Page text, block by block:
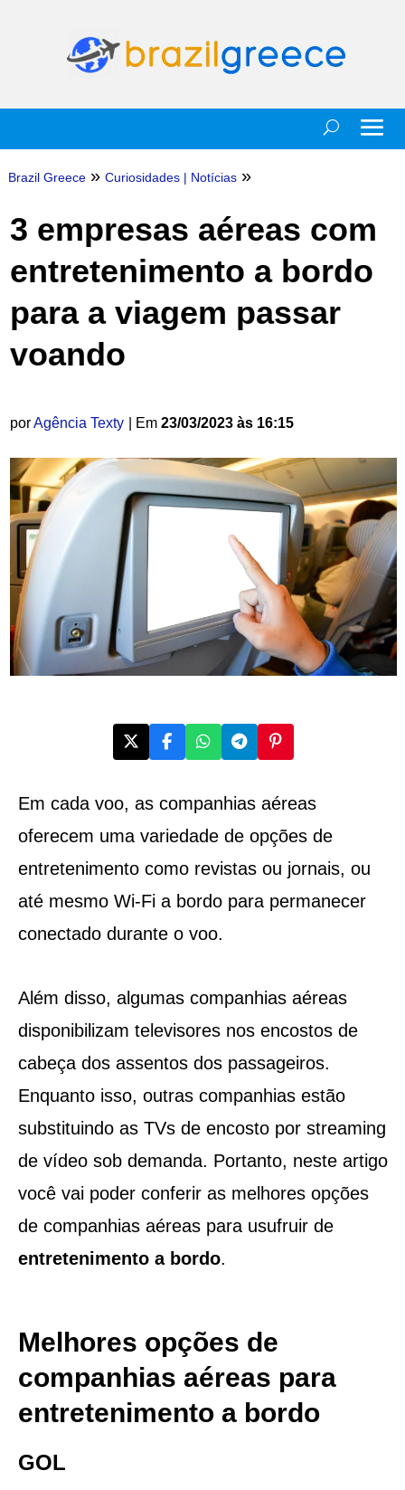
Brazil Greece » Curiosidades| Notícias »
3 empresas aéreas com
entretenimento a bordo
para a viagem passar
voando
porAgência Texty | Em 23/03/2023 às 16:15
Em cada voo, as companhias aéreas
oferecem uma variedade de opções de
entretenimento como revistas ou jornais, ou
até mesmo Wi-Fi a bordo para permanecer
conectado durante o voo.
Além disso, algumas companhias aéreas
disponibilizam televisores nos encostos de
cabeça dos assentos dos passageiros.
Enquanto isso, outras companhias estão
substituindo as TVs de encosto por streaming
de vídeo sob demanda. Portanto, neste artigo
você vai poder conferir as melhores opções
de companhias aéreas para usufruir de
entretenimento a bordo.
Melhores opções de
companhias aéreas para
entretenimento a bordo
GOL